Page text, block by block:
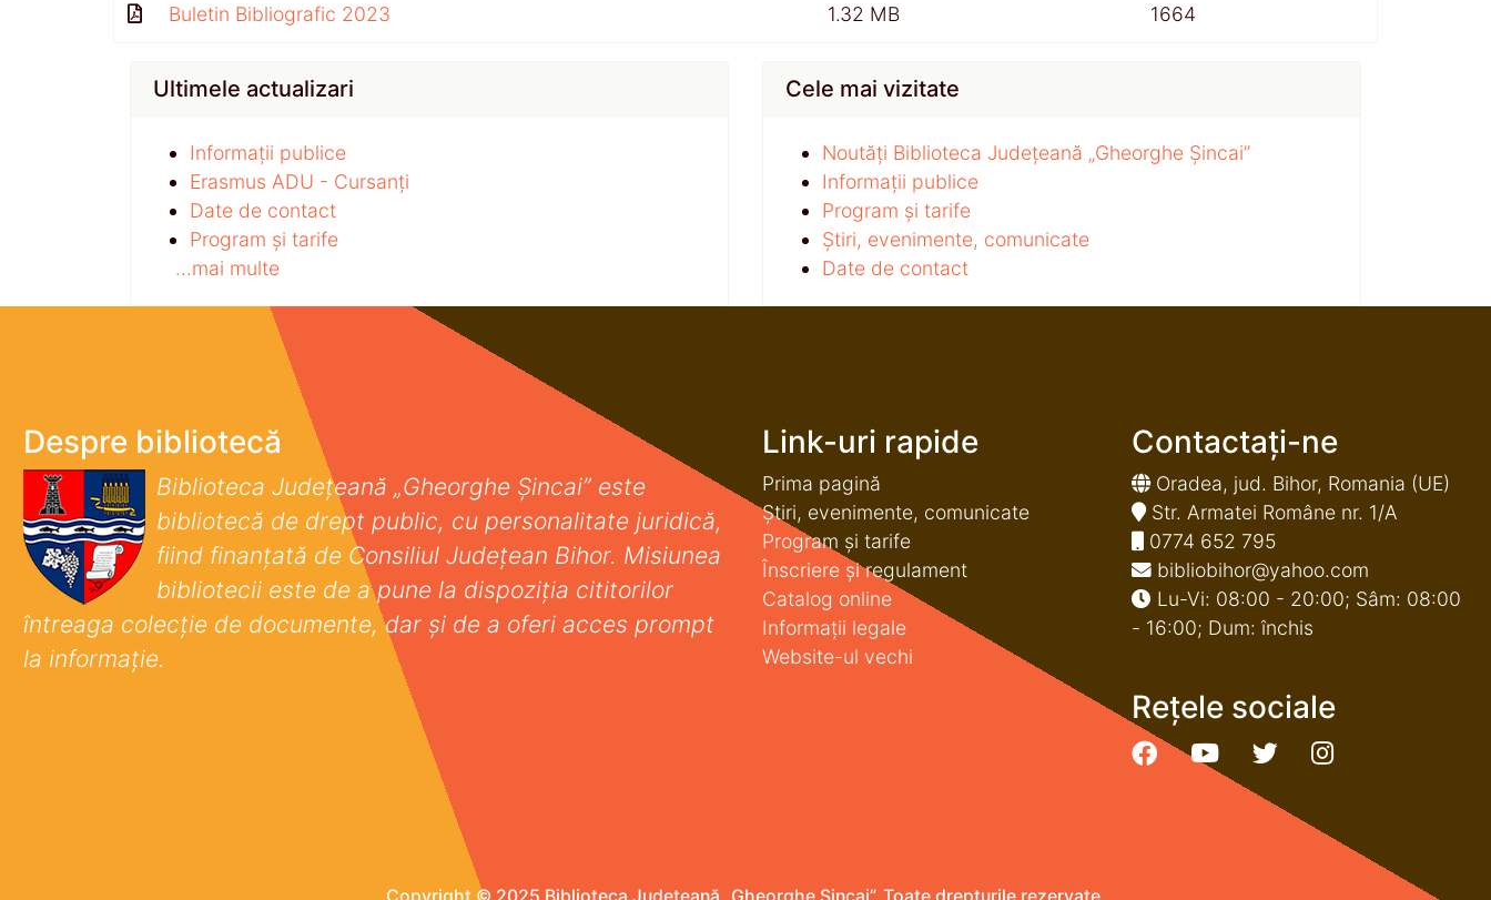
Buletin Bibliografic 2023 1.32 MB 1664
Ultimele actualizari
Informații publice
Erasmus ADU - Cursanți
Date de contact
Program și tarife
...mai multe
Cele mai vizitate
Noutăți Biblioteca Județeană „Gheorghe Șincai”
Informații publice
Program și tarife
Știri, evenimente, comunicate
Date de contact
Despre bibliotecă
Biblioteca Județeană „Gheorghe Șincai” este
bibliotecă de drept public, cu personalitate juridică,
fiind finanţată de Consiliul Judeţean Bihor. Misiunea
bibliotecii este de a pune la dispoziţia cititorilor
întreaga colecţie de documente, dar şi de a oferi acces prompt
la informaţie.
Link-uri rapide
Prima pagină
Știri, evenimente, comunicate
Program și tarife
Înscriere și regulament
Catalog online
Informații legale
Website-ul vechi
Contactați-ne
Oradea, jud. Bihor, Romania (UE)
Str. Armatei Române nr. 1/A
0774 652 795
bibliobihor@yahoo.com
Lu-Vi: 08:00 - 20:00; Sâm: 08:00
- 16:00; Dum: închis
Rețele sociale
Copyright © 2025 Biblioteca Județeană „Gheorghe Șincai”. Toate drepturile rezervate.